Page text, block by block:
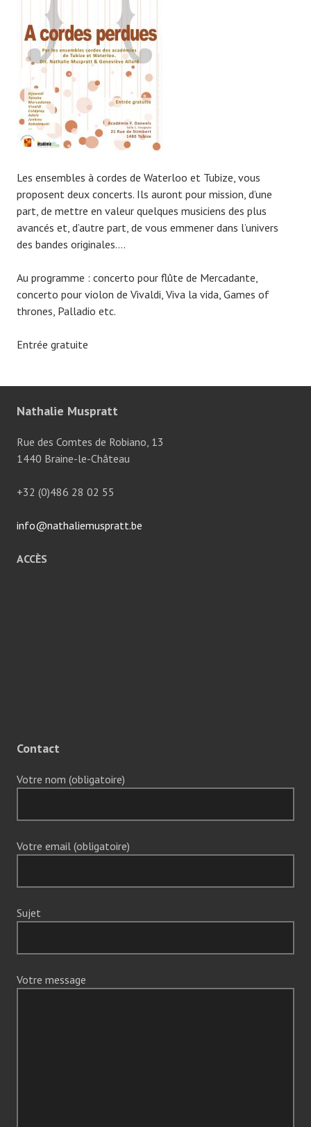
Les ensembles à cordes de Waterloo et Tubize, vous
proposent deux concerts. Ils auront pour mission, d’une
part, de mettre en valeur quelques musiciens des plus
avancés et, d’autre part, de vous emmener dans l’univers
des bandes originales….
Au programme : concerto pour flûte de Mercadante,
concerto pour violon de Vivaldi, Viva la vida, Games of
thrones, Palladio etc.
Entrée gratuite
Nathalie Muspratt
Rue des Comtes de Robiano, 13
1440 Braine-le-Château
+32 (0)486 28 02 55
info@nathaliemuspratt.be
ACCÈS
Contact
Votre nom (obligatoire)
Votre email (obligatoire)
Sujet
Votre message